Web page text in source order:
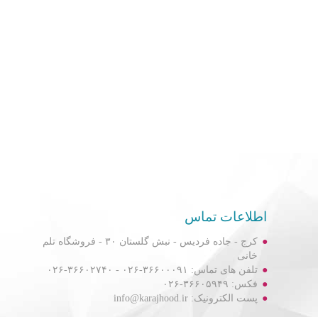
اطلاعات تماس
کرج - جاده فردیس - نبش گلستان ۳۰ - فروشگاه تلم
خانی
تلفن های تماس: ۳۶۶۰۰۰۹۱-۰۲۶ - ۳۶۶۰۲۷۴۰-۰۲۶
فکس: ۳۶۶۰۵۹۴۹-۰۲۶
پست الکترونیک: info@karajhood.ir